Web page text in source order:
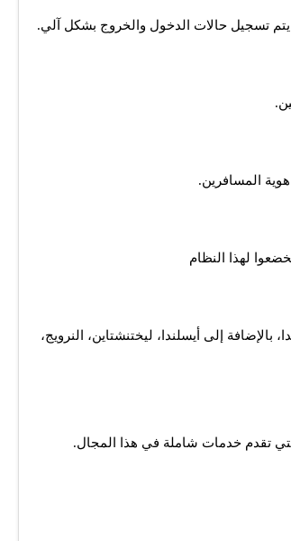
تسجيل حالات الدخول والخروج بشكل آلي.
المسافرين.
لهذا النظام
إلى أيسلندا، ليختنشتاين، النرويج،
تقدم خدمات شاملة في هذا المجال.